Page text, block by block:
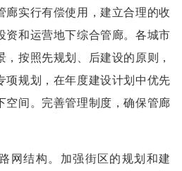
廊实行有偿使用，建立合理的收
资和运营地下综合管廊。各城市
按照先规划、后建设的原则，
项规划，在年度建设计划中优先
空间。完善管理制度，确保管廊
网结构。加强街区的规划和建